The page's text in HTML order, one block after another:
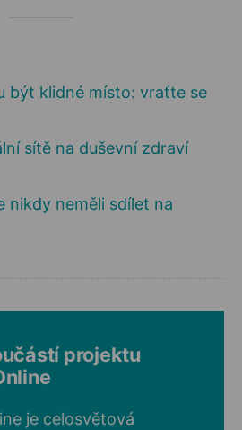
být klidné místo: vraťte se
sítě na duševní zdraví
nikdy neměli sdílet na
projektu
je celosvětová